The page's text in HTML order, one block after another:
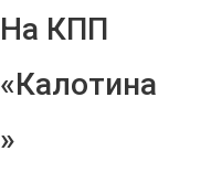
На КПП
«Калотина
»